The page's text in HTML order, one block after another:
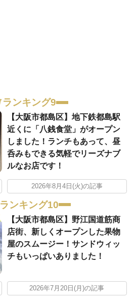
ランキング9
【大阪市都島区】地下鉄都島駅
近くに「八銭食堂」がオープン
しました！ランチもあって、昼
呑みもできる気軽でリーズナブ
ルなお店です！
2026年8月4日(火)の記事
ランキング10
【大阪市都島区】野江国道筋商
店街、新しくオープンした果物
屋のスムージー！サンドウィッ
チもいっぱいありました！
2026年7月20日(月)の記事